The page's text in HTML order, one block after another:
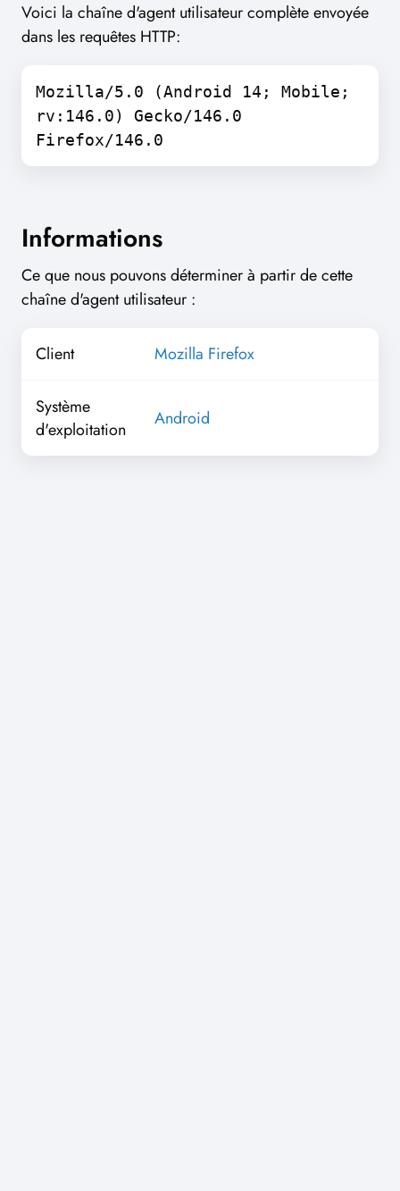
Voici la chaîne d'agent utilisateur complète envoyée
dans les requêtes HTTP:
Mozilla/5.0 (Android 14; Mobile;
rv:146.0) Gecko/146.0
Firefox/146.0
Informations
Ce que nous pouvons déterminer à partir de cette
chaîne d'agent utilisateur :
Client Mozilla Firefox
Système
d'exploitation
Android